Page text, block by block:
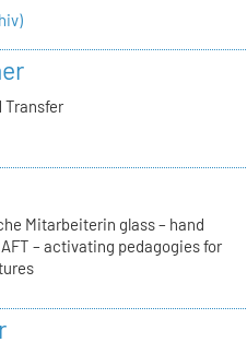
Transfer
Mitarbeiterin glass – hand
– activating pedagogies for